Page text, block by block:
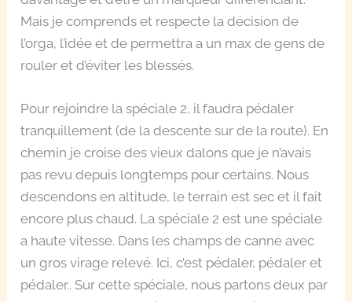
Mais je comprends et respecte la décision de
l’orga, l’idée et de permettra a un max de gens de
rouler et d’éviter les blessés.
Pour rejoindre la spéciale 2, il faudra pédaler
tranquillement (de la descente sur de la route). En
chemin je croise des vieux dalons que je n’avais
pas revu depuis longtemps pour certains. Nous
descendons en altitude, le terrain est sec et il fait
encore plus chaud. La spéciale 2 est une spéciale
a haute vitesse. Dans les champs de canne avec
un gros virage relevé. Ici, c’est pédaler, pédaler et
pédaler.. Sur cette spéciale, nous partons deux par